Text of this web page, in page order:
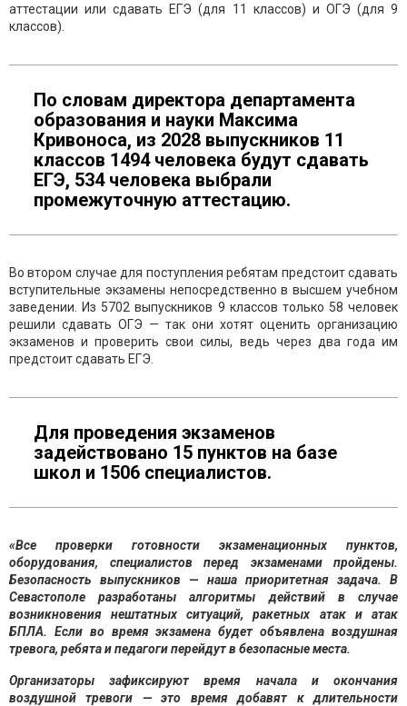
аттестации или сдавать ЕГЭ (для 11 классов) и ОГЭ (для 9
классов).
По словам директора департамента
образования и науки Максима
Кривоноса, из 2028 выпускников 11
классов 1494 человека будут сдавать
ЕГЭ, 534 человека выбрали
промежуточную аттестацию.
Во втором случае для поступления ребятам предстоит сдавать
вступительные экзамены непосредственно в высшем учебном
заведении. Из 5702 выпускников 9 классов только 58 человек
решили сдавать ОГЭ — так они хотят оценить организацию
экзаменов и проверить свои силы, ведь через два года им
предстоит сдавать ЕГЭ.
Для проведения экзаменов
задействовано 15 пунктов на базе
школ и 1506 специалистов.
«Все проверки готовности экзаменационных пунктов,
оборудования, специалистов перед экзаменами пройдены.
Безопасность выпускников — наша приоритетная задача. В
Севастополе разработаны алгоритмы действий в случае
возникновения нештатных ситуаций, ракетных атак и атак
БПЛА. Если во время экзамена будет объявлена воздушная
тревога, ребята и педагоги перейдут в безопасные места.
Организаторы зафиксируют время начала и окончания
воздушной тревоги — это время добавят к длительности